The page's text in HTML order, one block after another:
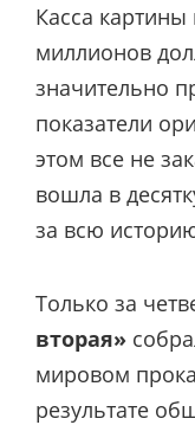
Касса картины
миллионов
значительно
показатели
этом все не
вошла в
за всю
Только за
вторая»
мировом
результате